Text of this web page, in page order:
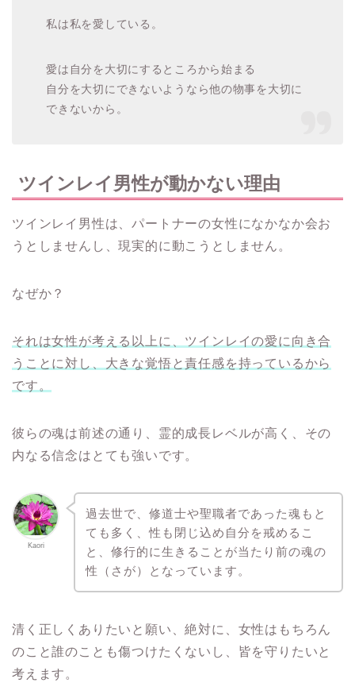
私は私を愛している。
愛は自分を大切にするところから始まる
自分を大切にできないようなら他の物事を大切に
できないから。
ツインレイ男性が動かない理由
ツインレイ男性は、パートナーの女性になかなか会お
うとしませんし、現実的に動こうとしません。
なぜか？
それは女性が考える以上に、ツインレイの愛に向き合
うことに対し、大きな覚悟と責任感を持っているから
です。
彼らの魂は前述の通り、霊的成長レベルが高く、その
内なる信念はとても強いです。
Kaori
過去世で、修道士や聖職者であった魂もと
ても多く、性も閉じ込め自分を戒めるこ
と、修行的に生きることが当たり前の魂の
性（さが）となっています。
清く正しくありたいと願い、絶対に、女性はもちろん
のこと誰のことも傷つけたくないし、皆を守りたいと
考えます。